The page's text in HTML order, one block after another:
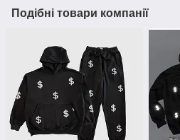
Подібні товари компанії